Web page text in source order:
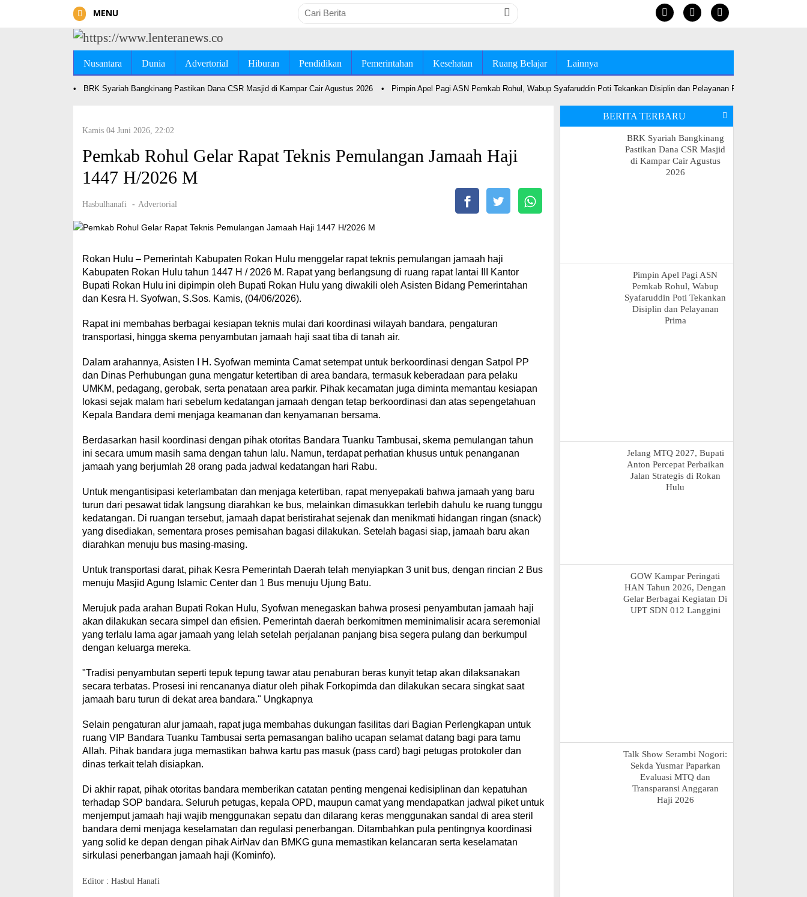
MENU
Nusantara Dunia Advertorial Hiburan Pendidikan Pemerintahan Kesehatan Ruang Belajar Lainnya
• BRK Syariah Bangkinang Pastikan Dana CSR Masjid di Kampar Cair Agustus 2026 • Pimpin Apel Pagi ASN Pemkab Rohul, Wabup Syafaruddin Poti Tekankan Disiplin dan Pelayanan Prima
Kamis 04 Juni 2026, 22:02
Pemkab Rohul Gelar Rapat Teknis Pemulangan Jamaah Haji
1447 H/2026 M
Hasbulhanafi - Advertorial
Rokan Hulu – Pemerintah Kabupaten Rokan Hulu menggelar rapat teknis pemulangan jamaah haji
Kabupaten Rokan Hulu tahun 1447 H / 2026 M. Rapat yang berlangsung di ruang rapat lantai III Kantor
Bupati Rokan Hulu ini dipimpin oleh Bupati Rokan Hulu yang diwakili oleh Asisten Bidang Pemerintahan
dan Kesra H. Syofwan, S.Sos. Kamis, (04/06/2026).
Rapat ini membahas berbagai kesiapan teknis mulai dari koordinasi wilayah bandara, pengaturan
transportasi, hingga skema penyambutan jamaah haji saat tiba di tanah air.
Dalam arahannya, Asisten I H. Syofwan meminta Camat setempat untuk berkoordinasi dengan Satpol PP
dan Dinas Perhubungan guna mengatur ketertiban di area bandara, termasuk keberadaan para pelaku
UMKM, pedagang, gerobak, serta penataan area parkir. Pihak kecamatan juga diminta memantau kesiapan
lokasi sejak malam hari sebelum kedatangan jamaah dengan tetap berkoordinasi dan atas sepengetahuan
Kepala Bandara demi menjaga keamanan dan kenyamanan bersama.
Berdasarkan hasil koordinasi dengan pihak otoritas Bandara Tuanku Tambusai, skema pemulangan tahun
ini secara umum masih sama dengan tahun lalu. Namun, terdapat perhatian khusus untuk penanganan
jamaah yang berjumlah 28 orang pada jadwal kedatangan hari Rabu.
Untuk mengantisipasi keterlambatan dan menjaga ketertiban, rapat menyepakati bahwa jamaah yang baru
turun dari pesawat tidak langsung diarahkan ke bus, melainkan dimasukkan terlebih dahulu ke ruang tunggu
kedatangan. Di ruangan tersebut, jamaah dapat beristirahat sejenak dan menikmati hidangan ringan (snack)
yang disediakan, sementara proses pemisahan bagasi dilakukan. Setelah bagasi siap, jamaah baru akan
diarahkan menuju bus masing-masing.
Untuk transportasi darat, pihak Kesra Pemerintah Daerah telah menyiapkan 3 unit bus, dengan rincian 2 Bus
menuju Masjid Agung Islamic Center dan 1 Bus menuju Ujung Batu.
Merujuk pada arahan Bupati Rokan Hulu, Syofwan menegaskan bahwa prosesi penyambutan jamaah haji
akan dilakukan secara simpel dan efisien. Pemerintah daerah berkomitmen meminimalisir acara seremonial
yang terlalu lama agar jamaah yang lelah setelah perjalanan panjang bisa segera pulang dan berkumpul
dengan keluarga mereka.
"Tradisi penyambutan seperti tepuk tepung tawar atau penaburan beras kunyit tetap akan dilaksanakan
secara terbatas. Prosesi ini rencananya diatur oleh pihak Forkopimda dan dilakukan secara singkat saat
jamaah baru turun di dekat area bandara." Ungkapnya
Selain pengaturan alur jamaah, rapat juga membahas dukungan fasilitas dari Bagian Perlengkapan untuk
ruang VIP Bandara Tuanku Tambusai serta pemasangan baliho ucapan selamat datang bagi para tamu
Allah. Pihak bandara juga memastikan bahwa kartu pas masuk (pass card) bagi petugas protokoler dan
dinas terkait telah disiapkan.
Di akhir rapat, pihak otoritas bandara memberikan catatan penting mengenai kedisiplinan dan kepatuhan
terhadap SOP bandara. Seluruh petugas, kepala OPD, maupun camat yang mendapatkan jadwal piket untuk
menjemput jamaah haji wajib menggunakan sepatu dan dilarang keras menggunakan sandal di area steril
bandara demi menjaga keselamatan dan regulasi penerbangan. Ditambahkan pula pentingnya koordinasi
yang solid ke depan dengan pihak AirNav dan BMKG guna memastikan kelancaran serta keselamatan
sirkulasi penerbangan jamaah haji (Kominfo).
Editor : Hasbul Hanafi
BERITA TERBARU
BRK Syariah Bangkinang
Pastikan Dana CSR Masjid
di Kampar Cair Agustus
2026
Pimpin Apel Pagi ASN
Pemkab Rohul, Wabup
Syafaruddin Poti Tekankan
Disiplin dan Pelayanan
Prima
Jelang MTQ 2027, Bupati
Anton Percepat Perbaikan
Jalan Strategis di Rokan
Hulu
GOW Kampar Peringati
HAN Tahun 2026, Dengan
Gelar Berbagai Kegiatan Di
UPT SDN 012 Langgini
Talk Show Serambi Nogori:
Sekda Yusmar Paparkan
Evaluasi MTQ dan
Transparansi Anggaran
Haji 2026